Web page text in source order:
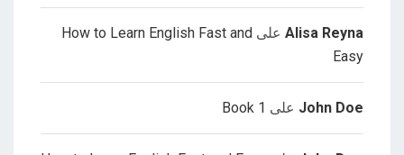
Alisa Reyna على How to Learn English Fast and
Easy
John Doe على Book 1